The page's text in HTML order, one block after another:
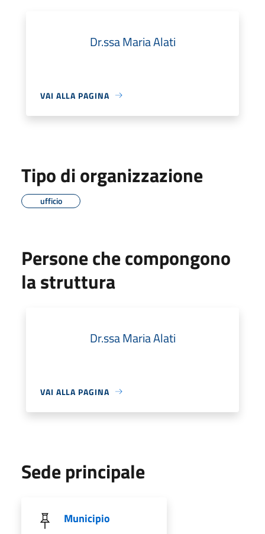
Dr.ssa Maria Alati
VAI ALLA PAGINA
Tipo di organizzazione
ufficio
Persone che compongono
la struttura
Dr.ssa Maria Alati
VAI ALLA PAGINA
Sede principale
Municipio